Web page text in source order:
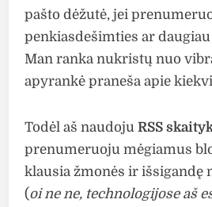
pašto dėžutė, jei
penkiasdešimties ar
Man ranka nukristų nuo
apyrankė praneša apie
Todėl aš naudojuRSS
prenumeruoju mėgiamus
klausia žmonės ir išsigandę
(oi ne ne, technologijose aš